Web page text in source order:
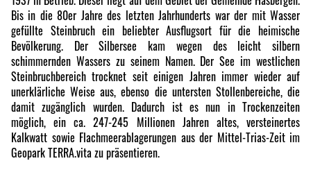
Bis in die 80er Jahre des letzten Jahrhunderts war der mit Wasser
gefüllte Steinbruch ein beliebter Ausflugsort für die heimische
Bevölkerung. Der Silbersee kam wegen des leicht silbern
schimmernden Wassers zu seinem Namen. Der See im westlichen
Steinbruchbereich trocknet seit einigen Jahren immer wieder auf
unerklärliche Weise aus, ebenso die untersten Stollenbereiche, die
damit zugänglich wurden. Dadurch ist es nun in Trockenzeiten
möglich, ein ca. 247-245 Millionen Jahren altes, versteinertes
Kalkwatt sowie Flachmeerablagerungen aus der Mittel-Trias-Zeit im
Geopark TERRA.vita zu präsentieren.